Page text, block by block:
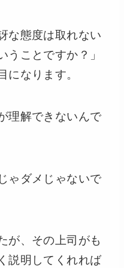
な態度は取れない
うことですか？」
になります。
理解できないんで
ゃダメじゃないで
が、その上司がも
説明してくれれば